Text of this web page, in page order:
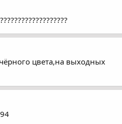
цвета,на выходных